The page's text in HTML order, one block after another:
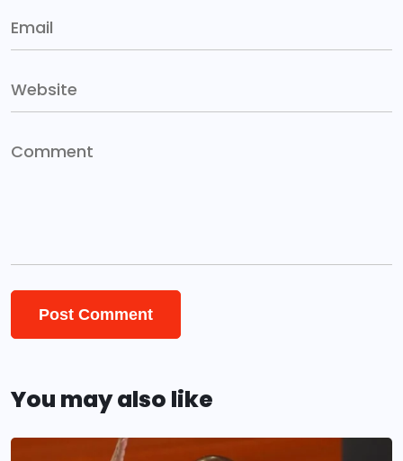
You may also like